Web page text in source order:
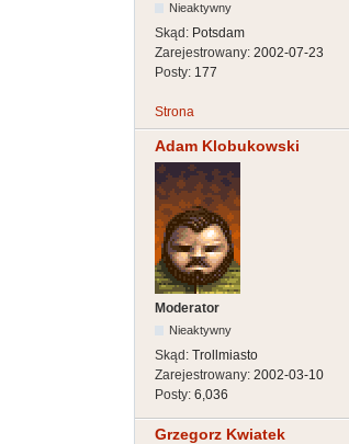
Nieaktywny
Skąd: Potsdam
Zarejestrowany: 2002-07-23
Posty: 177
Strona
Adam Klobukowski
Moderator
Nieaktywny
Skąd: Trollmiasto
Zarejestrowany: 2002-03-10
Posty: 6,036
Grzegorz Kwiatek